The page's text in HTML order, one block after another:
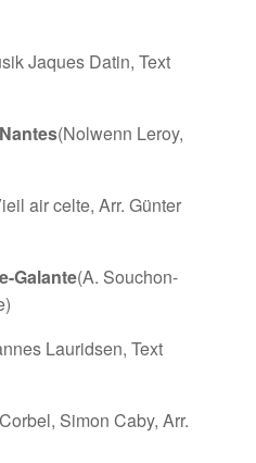
Jaques Datin, Text
(Nolwenn Leroy,
air celte, Arr. Günter
Galante(A. Souchon-
Lauridsen, Text
Simon Caby, Arr.